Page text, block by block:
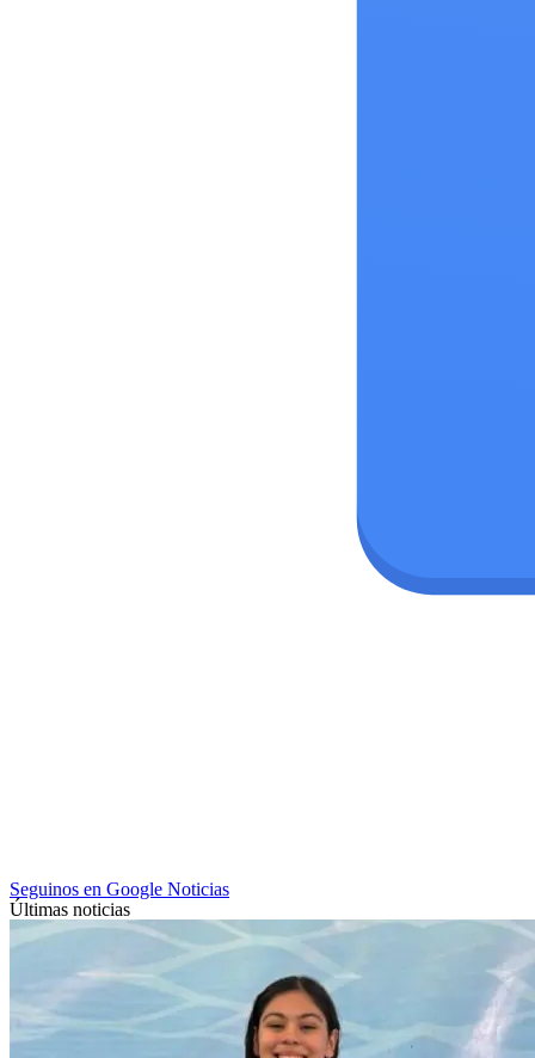
Seguinos en Google Noticias
Últimas noticias